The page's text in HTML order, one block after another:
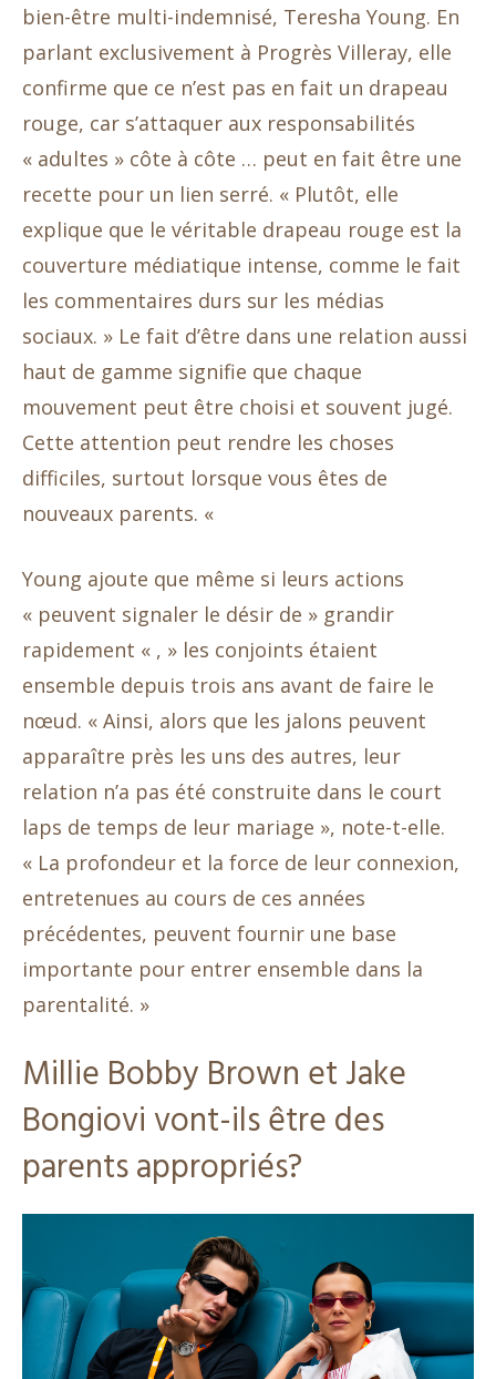
bien-être multi-indemnisé, Teresha Young. En
parlant exclusivement à Progrès Villeray, elle
confirme que ce n’est pas en fait un drapeau
rouge, car s’attaquer aux responsabilités
« adultes » côte à côte … peut en fait être une
recette pour un lien serré. « Plutôt, elle
explique que le véritable drapeau rouge est la
couverture médiatique intense, comme le fait
les commentaires durs sur les médias
sociaux. » Le fait d’être dans une relation aussi
haut de gamme signifie que chaque
mouvement peut être choisi et souvent jugé.
Cette attention peut rendre les choses
difficiles, surtout lorsque vous êtes de
nouveaux parents. «
Young ajoute que même si leurs actions
« peuvent signaler le désir de » grandir
rapidement « , » les conjoints étaient
ensemble depuis trois ans avant de faire le
nœud. « Ainsi, alors que les jalons peuvent
apparaître près les uns des autres, leur
relation n’a pas été construite dans le court
laps de temps de leur mariage », note-t-elle.
« La profondeur et la force de leur connexion,
entretenues au cours de ces années
précédentes, peuvent fournir une base
importante pour entrer ensemble dans la
parentalité. »
Millie Bobby Brown et Jake
Bongiovi vont-ils être des
parents appropriés?